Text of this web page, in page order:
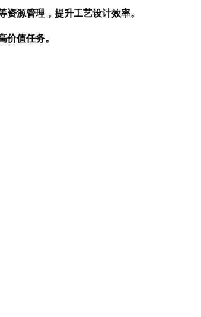
源管理，提升工艺设计效率。
价值任务。